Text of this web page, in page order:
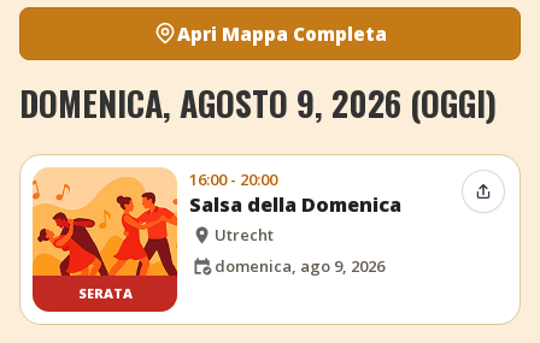
Apri Mappa Completa
DOMENICA, AGOSTO 9, 2026 (OGGI)
SERATA
16:00 - 20:00
Salsa della Domenica
Utrecht
domenica, ago 9, 2026